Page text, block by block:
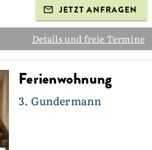
JETZT ANFRAGEN
Details und freie Termine
Ferienwohnung
3. Gundermann